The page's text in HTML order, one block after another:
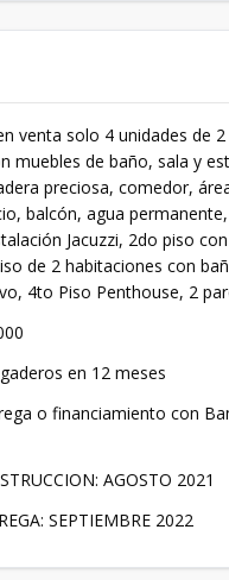
venta solo 4 unidades de 2
muebles de baño, sala y
preciosa, comedor,
balcón, agua
Jacuzzi, 2do piso
de 2 habitaciones con
4to Piso Penthouse, 2
en 12 meses
o financiamiento con
AGOSTO 2021
SEPTIEMBRE 2022